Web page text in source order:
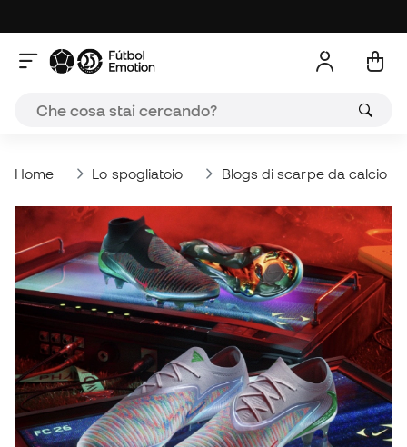
Home Lo spogliatoio Blogs di scarpe da calcio